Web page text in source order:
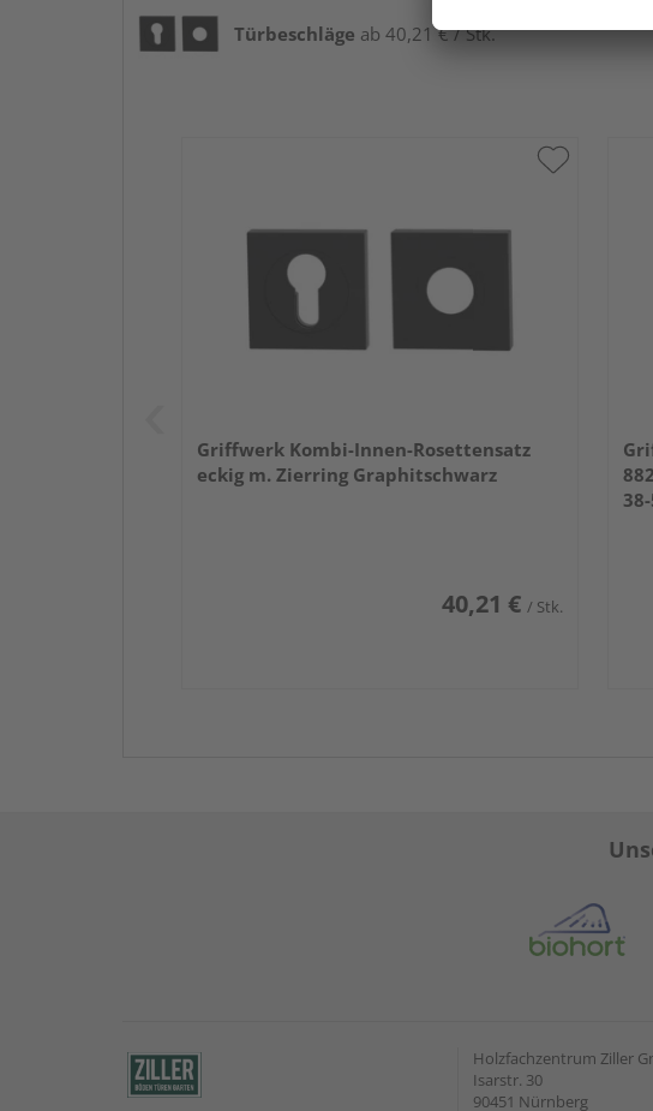
Türbeschläge ab 40,21 € / Stk.
Griffwerk Kombi-Innen-Rosettensatz
eckig m. Zierring Graphitschwarz
40,21 € / Stk.
Holzfachzentrum Ziller
Isarstr. 30
90451 Nürnberg